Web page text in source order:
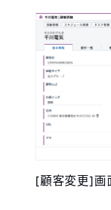
[顧客変更]画